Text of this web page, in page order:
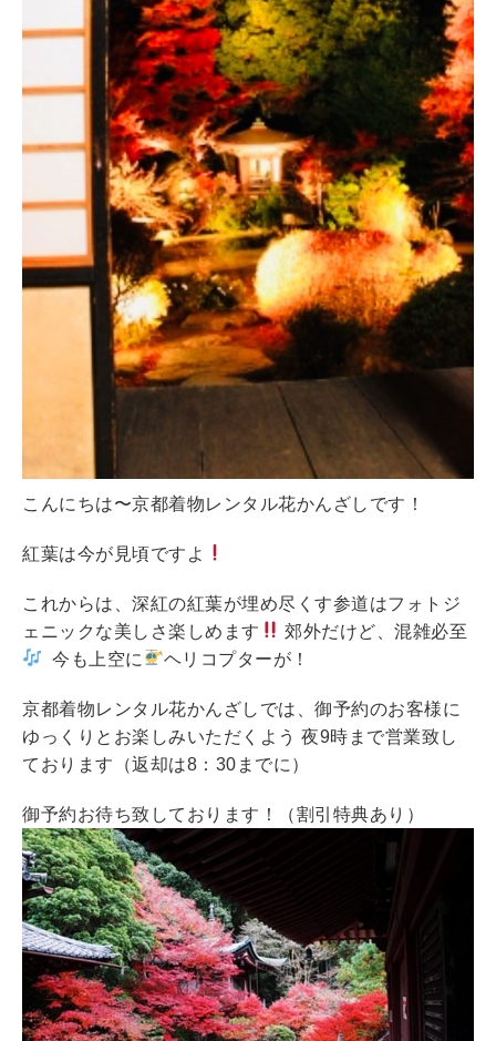
こんにちは〜京都着物レンタル花かんざしです！
紅葉は今が見頃ですよ
これからは、深紅の紅葉が埋め尽くす参道はフォトジ
ェニックな美しさ楽しめます
郊外だけど、混雑必至
今も上空に
ヘリコプターが！
京都着物レンタル花かんざしでは、御予約のお客様に
ゆっくりとお楽しみいただくよう 夜9時まで営業致し
ております（返却は8：30までに）
御予約お待ち致しております！（割引特典あり）